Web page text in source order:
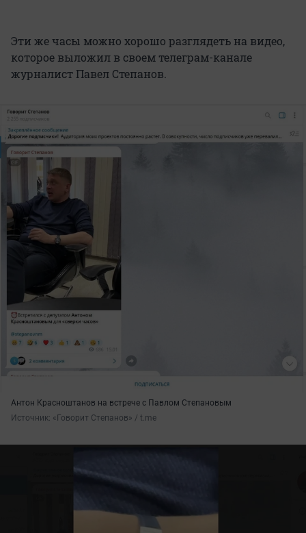
Эти же часы можно хорошо разглядеть на видео,
которое выложил в своем телеграм-канале
журналист Павел Степанов.
Антон Красноштанов на встрече с Павлом Степановым
Источник: «Говорит Степанов» / t.me